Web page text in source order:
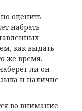
оценить
набрать
как выдать
же время,
ли он
и наличие
во внимание